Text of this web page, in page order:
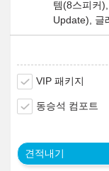
템(8스피커
Update), 글
VIP 패키지
동승석 컴포트
견적내기